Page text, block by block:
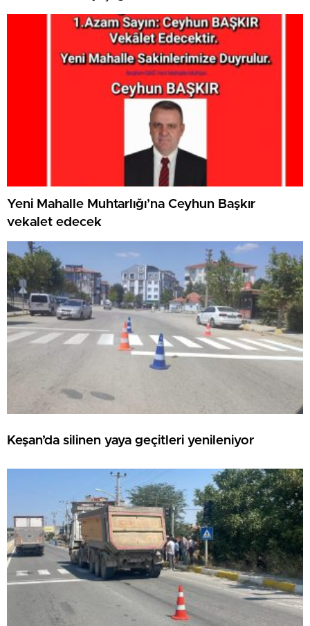
etmek zorundayız”
Yeni Mahalle Muhtarlığı’na Ceyhun Başkır
vekalet edecek
Keşan’da silinen yaya geçitleri yenileniyor